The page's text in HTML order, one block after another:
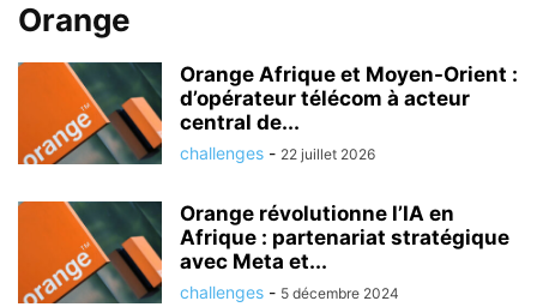
Orange
Orange Afrique et Moyen-Orient :
d’opérateur télécom à acteur
central de...
challenges - 22 juillet 2026
Orange révolutionne l’IA en
Afrique : partenariat stratégique
avec Meta et...
challenges - 5 décembre 2024